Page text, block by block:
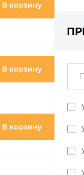
В корзину
В корзину
В корзину